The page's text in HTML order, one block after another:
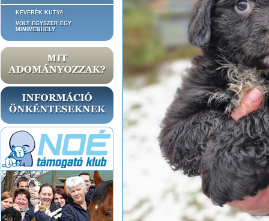
KEVERÉK KUTYA
VOLT EGYSZER EGY
MINIMENHELY